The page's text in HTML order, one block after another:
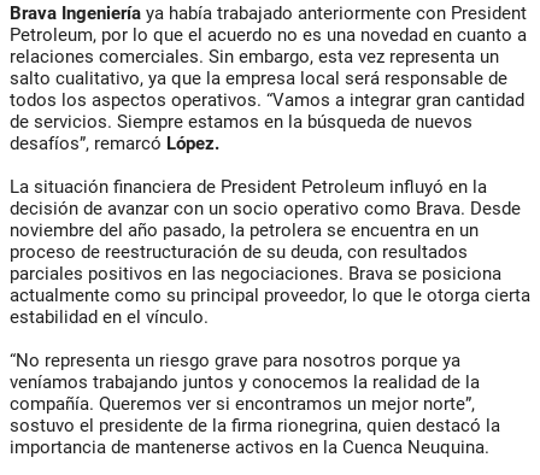
Brava Ingeniería ya había trabajado anteriormente con President
Petroleum, por lo que el acuerdo no es una novedad en cuanto a
relaciones comerciales. Sin embargo, esta vez representa un
salto cualitativo, ya que la empresa local será responsable de
todos los aspectos operativos. “Vamos a integrar gran cantidad
de servicios. Siempre estamos en la búsqueda de nuevos
desafíos”, remarcó López.
La situación financiera de President Petroleum influyó en la
decisión de avanzar con un socio operativo como Brava. Desde
noviembre del año pasado, la petrolera se encuentra en un
proceso de reestructuración de su deuda, con resultados
parciales positivos en las negociaciones. Brava se posiciona
actualmente como su principal proveedor, lo que le otorga cierta
estabilidad en el vínculo.
“No representa un riesgo grave para nosotros porque ya
veníamos trabajando juntos y conocemos la realidad de la
compañía. Queremos ver si encontramos un mejor norte”,
sostuvo el presidente de la firma rionegrina, quien destacó la
importancia de mantenerse activos en la Cuenca Neuquina.